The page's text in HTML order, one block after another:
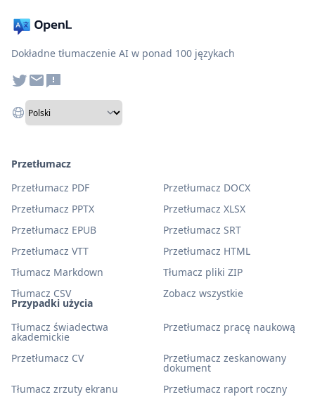
Dokładne tłumaczenie AI w ponad 100 językach
Przypadki użycia
Tłumacz świadectwa
akademickie
Przetłumacz pracę naukową
Przetłumacz CV Przetłumacz zeskanowany
dokument
Tłumacz zrzuty ekranu
Przetłumacz raport roczny
Przetłumacz
Przetłumacz PDF
Przetłumacz DOCX
Przetłumacz PPTX
Przetłumacz XLSX
Przetłumacz EPUB
Przetłumacz SRT
Przetłumacz VTT
Przetłumacz HTML
Tłumacz Markdown
Tłumacz pliki ZIP
Tłumacz CSV
Zobacz wszystkie